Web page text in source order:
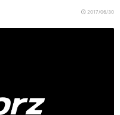
2017/06/30